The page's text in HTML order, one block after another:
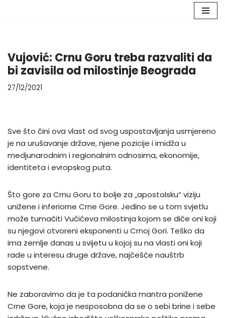
content
Vujović: Crnu Goru treba razvaliti da
bi zavisila od milostinje Beograda
27/12/2021
Sve što čini ova vlast od svog uspostavljanja usmjereno
je na urušavanje države, njene pozicije i imidža u
medjunarodnim i regionalnim odnosima, ekonomije,
identiteta i evropskog puta.
Što gore za Crnu Goru to bolje za „apostolsku“ viziju
unižene i inferiorne Crne Gore. Jedino se u tom svjetlu
može tumačiti Vučićeva milostinja kojom se diče oni koji
su njegovi otvoreni eksponenti u Crnoj Gori. Teško da
ima zemlje danas u svijetu u kojoj su na vlasti oni koji
rade u interesu druge države, najčešće nauštrb
sopstvene.
Ne zaboravimo da je ta podanička mantra ponižene
Crne Gore, koja je nesposobna da se o sebi brine i sebe